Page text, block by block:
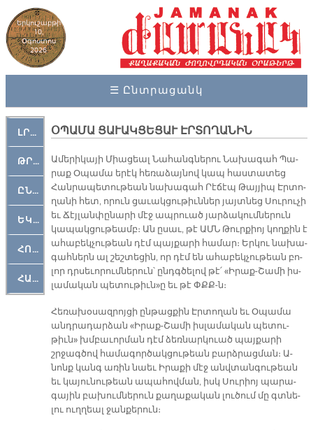
Երկուշաբթի
10,
Օգոստոս
2026
☰ Ընտրացանկ
ԼՐԱՀՈՍ
ԹՐՔԱՀԱՅ ԿԵԱՆՔ
ԸՆԿԵՐԱՄՇԱԿՈՒԹԱՅԻՆ
ԵԿԵՂԵՑԱԿԱՆ
ՀՈԳԵՄՏԱՒՈՐ
ՀԱՐԹԱԿ
ՕՊԱՄԱ ՑԱՒԱԿՑԵՑԱՒ ԷՐՏՈՂԱՆԻՆ
Ա­մե­րի­կա­յի Միա­ցեալ Նա­հանգ­նե­րու Նա­խա­գահ Պա­
րաք Օ­պա­մա ե­րէկ հե­ռա­ձայ­նով կապ հաս­տա­տեց
Հան­րա­պե­տու­թեան նա­խա­գահ Րէ­ճէպ Թայյիպ Էր­տո­
ղա­նի հետ, ո­րուն ցա­ւակ­ցու­թիւն­ներ յայտ­նեց Սու­րու­չի
եւ Ճէյ­լան­փը­նա­րի մէջ ապ­րուած յար­ձա­կում­նե­րուն
կա­պակ­ցու­թեամբ։ Ան ըսաւ, թէ ԱՄՆ Թուր­քիոյ կող­քին է
ա­հա­բեկ­չու­թեան դէմ պայ­քա­րի հա­մար։ Եր­կու նա­խա­
գահ­ներն ալ շեշ­տե­ցին, որ դէմ են ա­հա­բեկ­չու­թեան բո­
լոր դրսե­ւո­րում­նե­րուն՝ ընդգ­ծե­լով թէ՛ «Ի­րաք-Շա­մի իս­
լա­մա­կան պե­տու­թիւն»ը եւ թէ ՓՔՔ-ն։
Հե­ռա­խօ­սազ­րոյ­ցի ըն­թաց­քին Էր­տո­ղան եւ Օ­պա­մա
անդ­րա­դար­ձան «Իրաք-Շա­մի իս­լա­մա­կան պե­տու­
թիւն» խմբա­ւոր­ման դէմ ձեռ­նար­կուած պայ­քա­րի
շրջագ­ծով հա­մա­գոր­ծակ­ցու­թեան բարձ­րաց­ման։ Ա­
նոնք կանգ ա­ռին նաեւ Ի­րա­քի մէջ անվ­տան­գու­թեան
եւ կա­յու­նու­թեան ա­պա­հով­ման, իսկ Սու­րիոյ պա­րա­
գա­յին բա­խում­նե­րուն քա­ղա­քա­կան լու­ծում մը գտնե­
լու ուղ­ղեալ ջան­քե­րուն։